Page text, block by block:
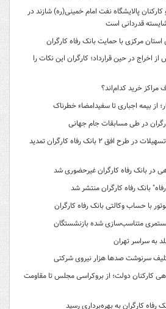
پالایشگاه نفت امام خمینی(ره) شازند در
قدردانی است
مرکزی با حمایت بانک رفاه کارگران
در حین قرارداد؛ کارگران این نکات را
مراکز خرید کدام‌اند؟
در طی مسابقات جام جهانی
مهلت افتتاح حساب و پرداخت تسهیلات در طرح افق ۲ بانک رفاه کارگران تمدید
در بانک رفاه کارگران غیرحضوری شد
بانک رفاه کارگران منتشر شد
با حساب وکالتی بانک رفاه کارگران
مستمری متناسب‌سازی شده بازنشستگان
به سراسر تهران
سرنوشت صدها هزار نیروی شرکتی
کارکنان دولت؛ از بروکراسی مجلس تا مقاومت
کارگران به بهره‌برداری رسید